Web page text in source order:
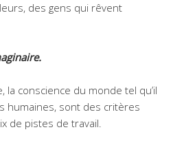
des gens qui rêvent
la conscience du monde tel qu’il
humaines, sont des critères
de pistes de travail.